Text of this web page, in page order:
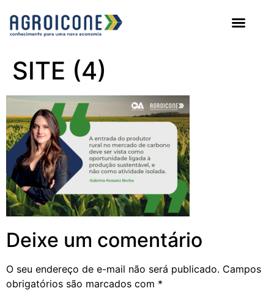
SITE (4)
Deixe um comentário
O seu endereço de e-mail não será publicado. Campos
obrigatórios são marcados com *